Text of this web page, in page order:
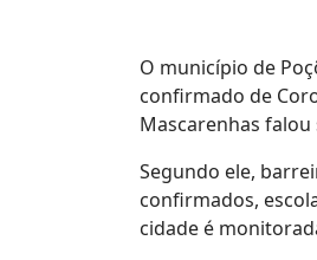
O município de
confirmado de
Mascarenhas
Segundo ele,
confirmados,
cidade é